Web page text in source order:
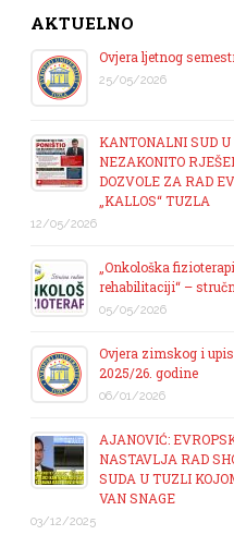
AKTUELNO
Ovjera ljetnog
25/05/2026
KANTONALNI SUD
NEZAKONITO
DOZVOLE ZA RAD
„KALLOS“ TUZLA
12/05/2026
„Onkološka
rehabilitaciji“ –
05/05/2026
Ovjera zimskog i
2025/26. godine
06/01/2026
AJANOVIĆ:
NASTAVLJA RAD
SUDA U TUZLI
VAN SNAGE
03/12/2025